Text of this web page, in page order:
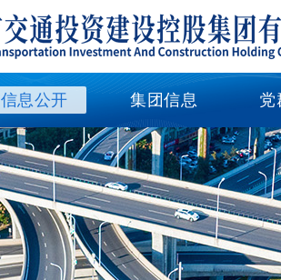
信息公开 集团信息 党